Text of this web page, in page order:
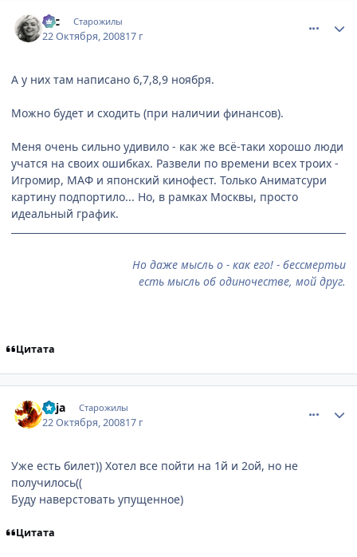
asc Старожилы
22 Октября, 200817 г
А у них там написано 6,7,8,9 ноября.
Можно будет и сходить (при наличии финансов).
Меня очень сильно удивило - как же всё-таки хорошо люди
учатся на своих ошибках. Развели по времени всех троих -
Игромир, МАФ и японский кинофест. Только Аниматсури
картину подпортило... Но, в рамках Москвы, просто
идеальный график.
Но даже мысль о - как его! - бессмертьи
есть мысль об одиночестве, мой друг.
Цитата
Enja Старожилы
22 Октября, 200817 г
Уже есть билет)) Хотел все пойти на 1й и 2ой, но не
получилось((
Буду наверстовать упущенное)
Цитата